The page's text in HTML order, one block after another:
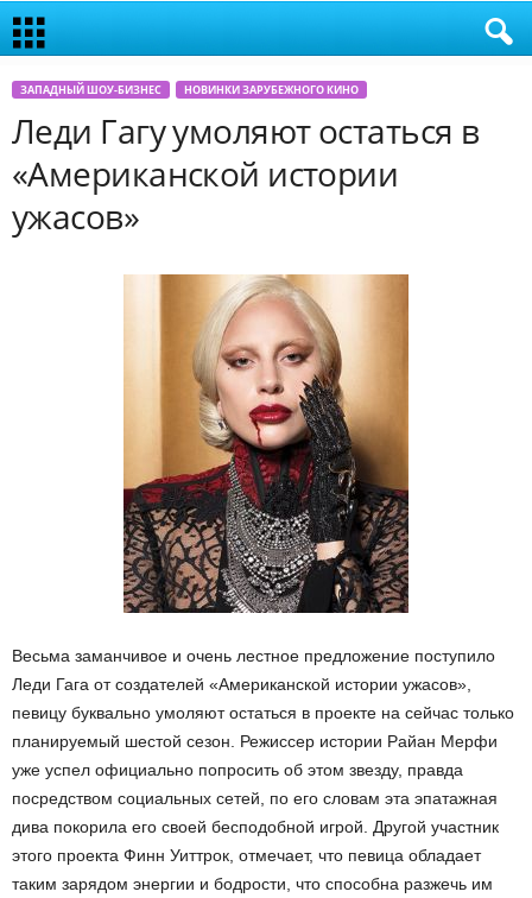
ЗАПАДНЫЙ ШОУ-БИЗНЕС НОВИНКИ ЗАРУБЕЖНОГО КИНО
Леди Гагу умоляют остаться в
«Американской истории
ужасов»
Весьма заманчивое и очень лестное предложение поступило
Леди Гага от создателей «Американской истории ужасов»,
певицу буквально умоляют остаться в проекте на сейчас только
планируемый шестой сезон. Режиссер истории Райан Мерфи
уже успел официально попросить об этом звезду, правда
посредством социальных сетей, по его словам эта эпатажная
дива покорила его своей бесподобной игрой. Другой участник
этого проекта Финн Уиттрок, отмечает, что певица обладает
таким зарядом энергии и бодрости, что способна разжечь им